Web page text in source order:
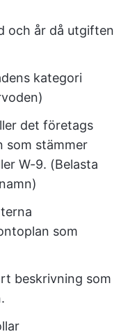
och år då utgiften
kategori
det företags
som stämmer
W-9. (Belasta
som
beskrivning som